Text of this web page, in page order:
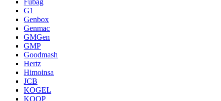
Fubag
G1
Genbox
Genmac
GMGen
GMP
Goodmash
Hertz
Himoinsa
JCB
KOGEL
KOOP